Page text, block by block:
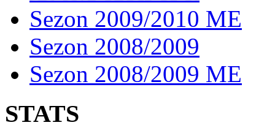
Sezon 2009/2010 ME
Sezon 2008/2009
Sezon 2008/2009 ME
STATS